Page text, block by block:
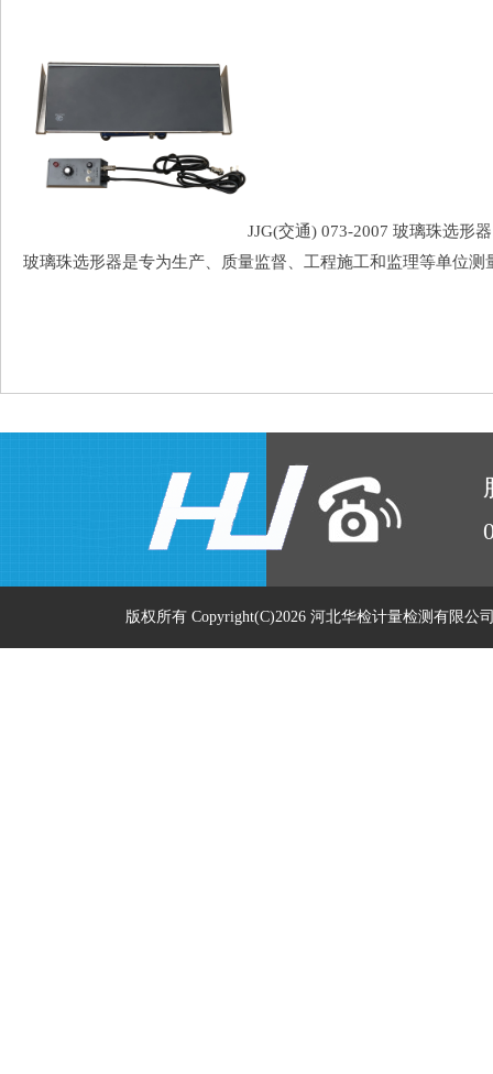
JJG(交通) 073-2007 玻璃珠选形器
玻璃珠选形器是专为生产、质量监督、工程施工和监理等单位
版权所有 Copyright(C)2026 河北华检计量检测有限